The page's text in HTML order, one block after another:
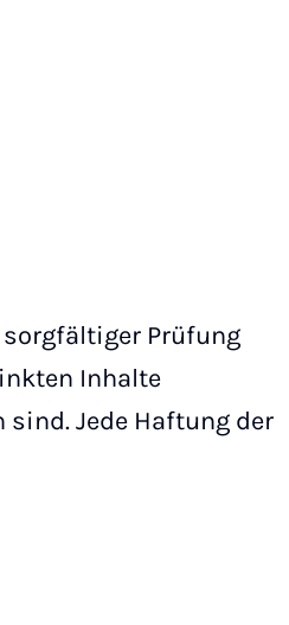
Prüfung
Inhalte
Jede Haftung der